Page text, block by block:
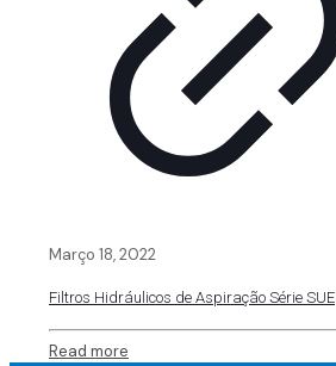
Março 18, 2022
Filtros Hidráulicos de Aspiração Série SUE
Read more